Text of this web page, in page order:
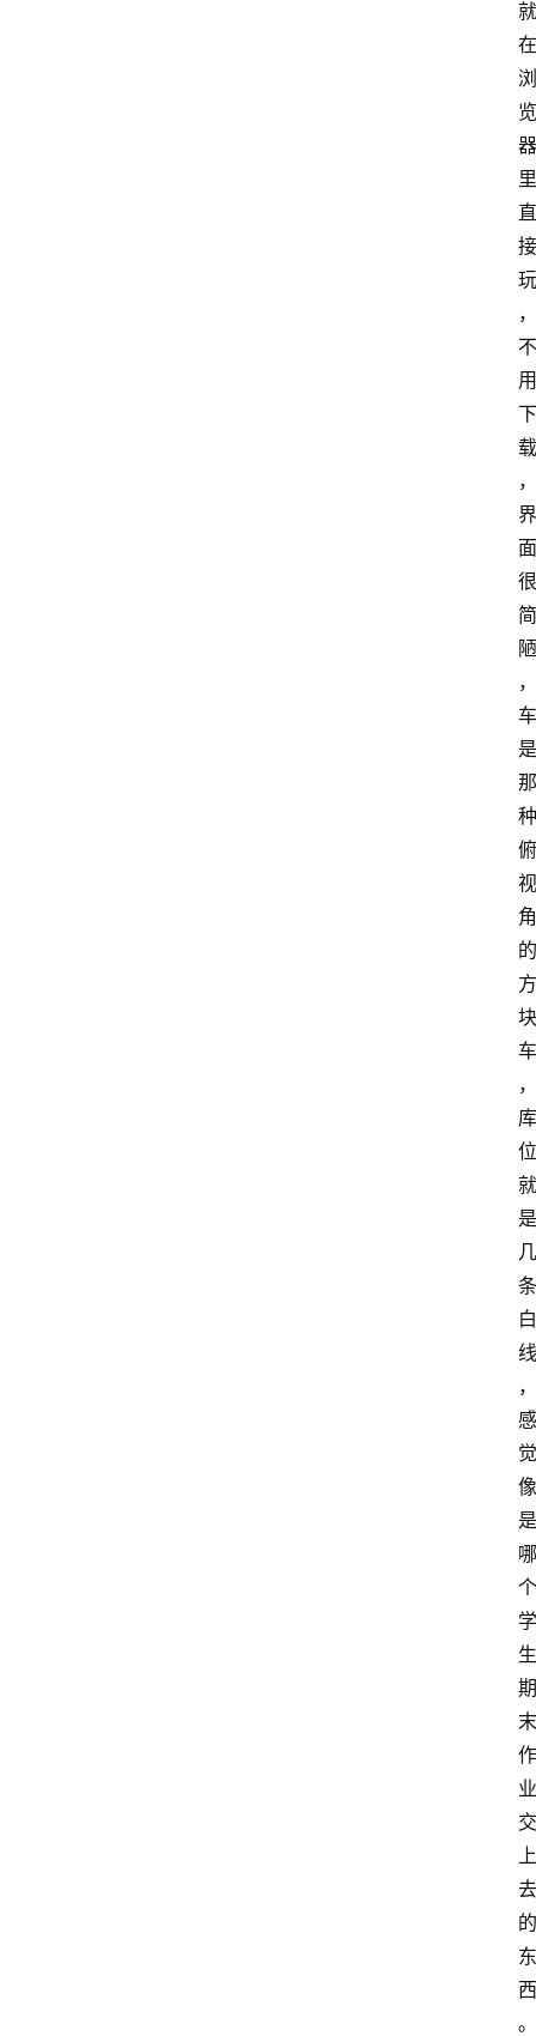
就
在
浏
览
器
里
直
接
玩
，
不
用
下
载
，
界
面
很
简
陋
，
车
是
那
种
俯
视
角
的
方
块
车
，
库
位
就
是
几
条
白
线
，
感
觉
像
是
哪
个
学
生
期
末
作
业
交
上
去
的
东
西
。